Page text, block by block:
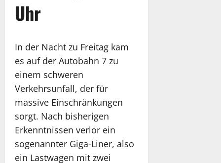
Uhr
In der Nacht zu Freitag kam
es auf der Autobahn 7 zu
einem schweren
Verkehrsunfall, der für
massive Einschränkungen
sorgt. Nach bisherigen
Erkenntnissen verlor ein
sogenannter Giga-Liner, also
ein Lastwagen mit zwei